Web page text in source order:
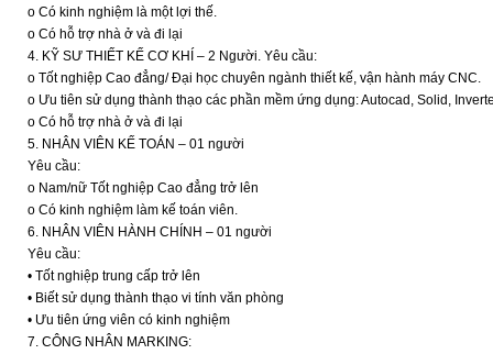
o Có kinh nghiệm là một lợi thế.
o Có hỗ trợ nhà ở và đi lại
4. KỸ SƯ THIẾT KẾ CƠ KHÍ – 2 Người. Yêu cầu:
o Tốt nghiệp Cao đẳng/ Đại học chuyên ngành thiết kế, vận hành máy CNC.
o Ưu tiên sử dụng thành thạo các phần mềm ứng dụng: Autocad, Solid,
o Có hỗ trợ nhà ở và đi lại
5. NHÂN VIÊN KẾ TOÁN – 01 người
Yêu cầu:
o Nam/nữ Tốt nghiệp Cao đẳng trở lên
o Có kinh nghiệm làm kế toán viên.
6. NHÂN VIÊN HÀNH CHÍNH – 01 người
Yêu cầu:
• Tốt nghiệp trung cấp trở lên
• Biết sử dụng thành thạo vi tính văn phòng
• Ưu tiên ứng viên có kinh nghiệm
7. CÔNG NHÂN MARKING: